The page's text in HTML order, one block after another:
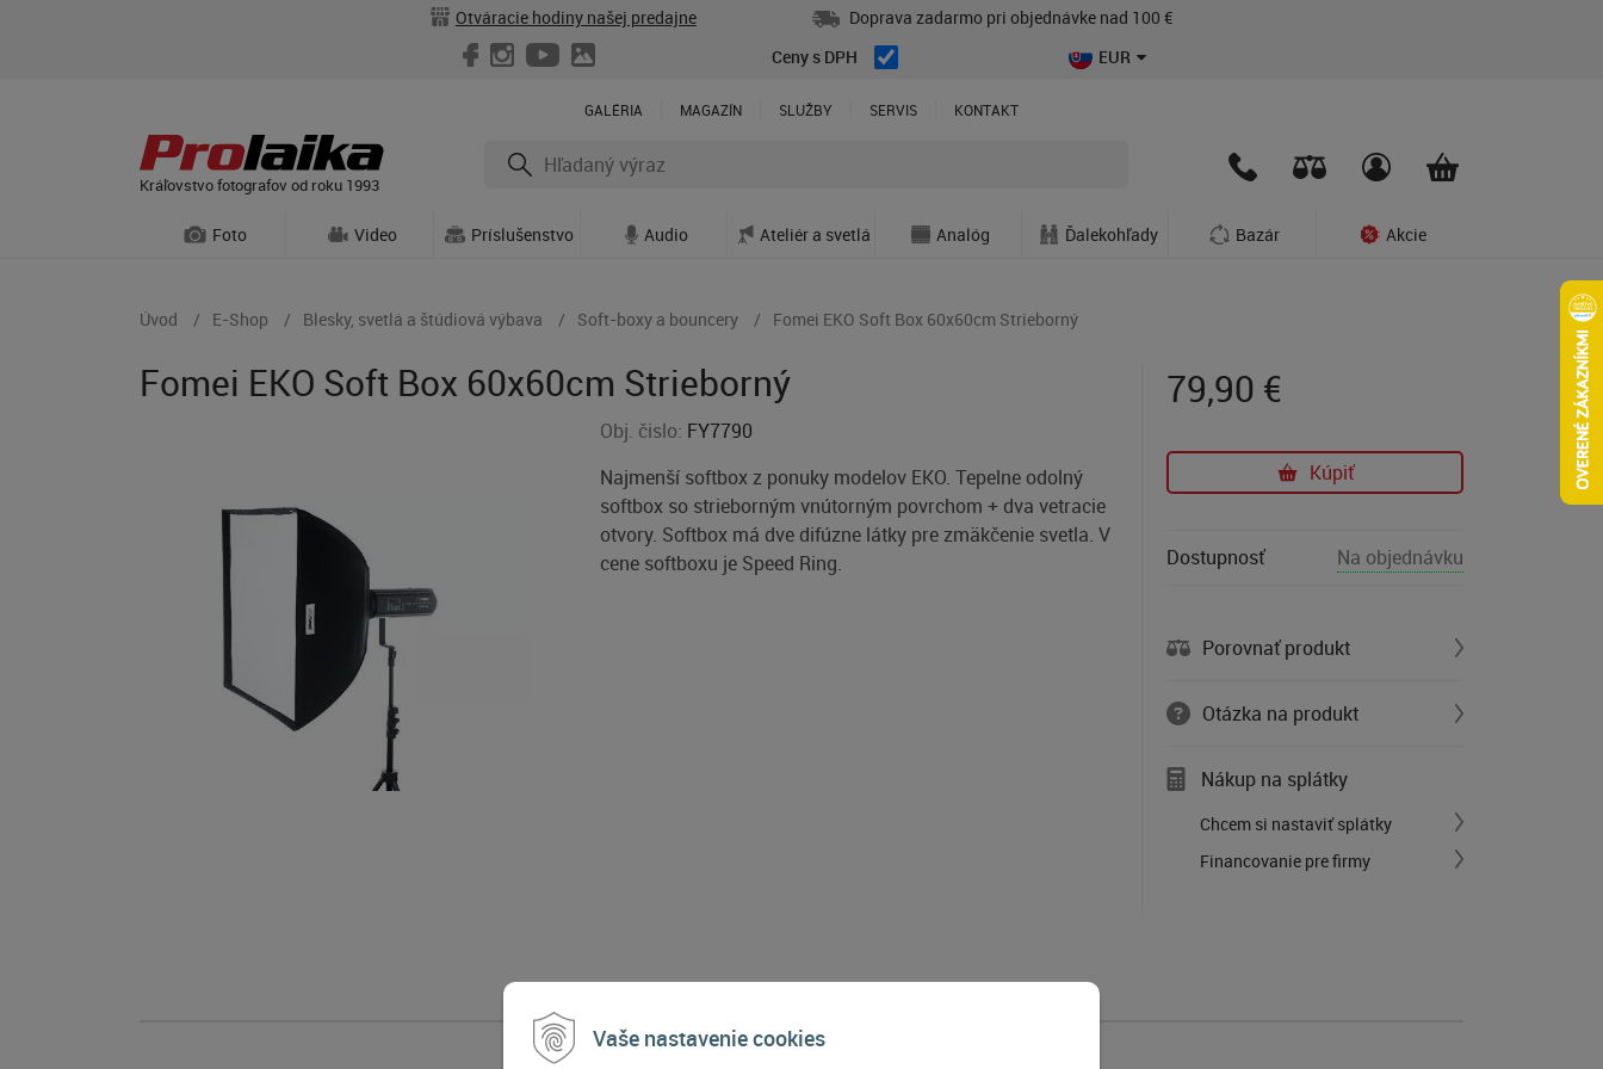
Vaše nastavenie cookies
Otváracie hodiny našej predajne
Doprava zadarmo pri objednávke nad 100 €
Ceny s DPH
EUR
GALÉRIA MAGAZÍN SLUŽBY SERVIS KONTAKT
Kráľovstvo fotografov od roku 1993
Foto Video Príslušenstvo Audio Ateliér a svetlá Analóg Ďalekohľady Bazár Akcie
Úvod E-Shop Blesky, svetlá a štúdiová výbava Soft-boxy a bouncery Fomei EKO Soft Box 60x60cm Strieborný
Fomei EKO Soft Box 60x60cm Strieborný
Obj. čislo: FY7790
Najmenší softbox z ponuky modelov EKO. Tepelne odolný
softbox so strieborným vnútorným povrchom + dva vetracie
otvory. Softbox má dve difúzne látky pre zmäkčenie svetla. V
cene softboxu je Speed Ring.
79,90 €
Kúpiť
Dostupnosť Na objednávku
Porovnať produkt
Otázka na produkt
Nákup na splátky
Chcem si nastaviť splátky
Financovanie pre firmy